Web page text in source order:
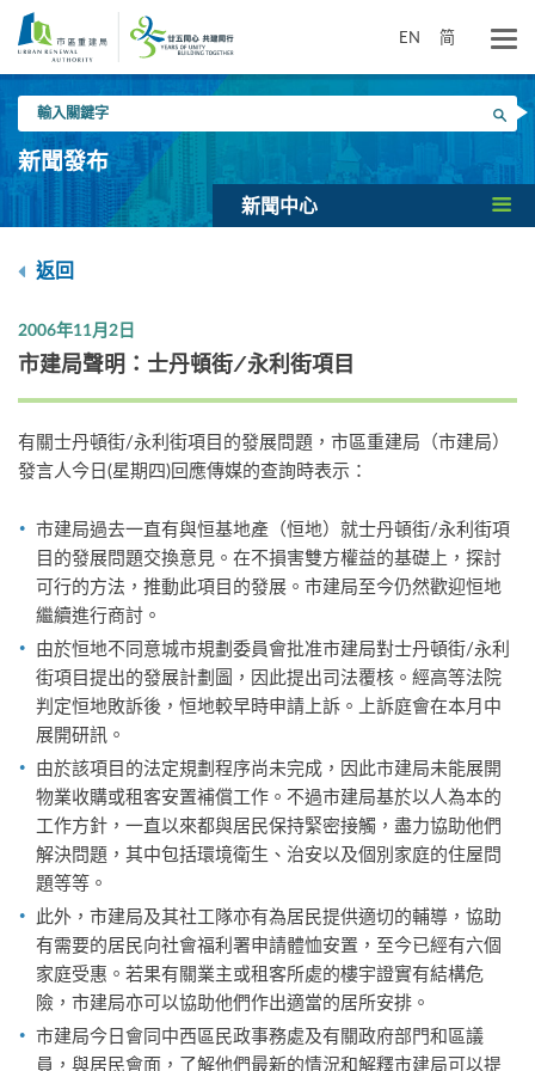
要
EN 简
入
關
鍵
搜尋
新聞發布
新聞中心
返回
2006年11月2日
市建局聲明：士丹頓街/永利街項目
有關士丹頓街/永利街項目的發展問題，市區重建局（市建局）
發言人今日(星期四)回應傳媒的查詢時表示：
市建局過去一直有與恒基地產（恒地）就士丹頓街/永利街項
目的發展問題交換意見。在不損害雙方權益的基礎上，探討
可行的方法，推動此項目的發展。市建局至今仍然歡迎恒地
繼續進行商討。
由於恒地不同意城市規劃委員會批准市建局對士丹頓街/永利
街項目提出的發展計劃圖，因此提出司法覆核。經高等法院
判定恒地敗訴後，恒地較早時申請上訴。上訴庭會在本月中
展開研訊。
由於該項目的法定規劃程序尚未完成，因此市建局未能展開
物業收購或租客安置補償工作。不過市建局基於以人為本的
工作方針，一直以來都與居民保持緊密接觸，盡力協助他們
解決問題，其中包括環境衛生、治安以及個別家庭的住屋問
題等等。
此外，市建局及其社工隊亦有為居民提供適切的輔導，協助
有需要的居民向社會福利署申請體恤安置，至今已經有六個
家庭受惠。若果有關業主或租客所處的樓宇證實有結構危
險，市建局亦可以協助他們作出適當的居所安排。
市建局今日會同中西區民政事務處及有關政府部門和區議
員，與居民會面，了解他們最新的情況和解釋市建局可以提